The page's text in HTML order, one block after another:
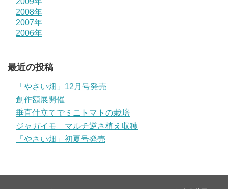
2008年
2007年
2006年
最近の投稿
「やさい畑」12月号発売
創作額展開催
垂直仕立てでミニトマトの栽培
ジャガイモ マルチ逆さ植え収穫
「やさい畑」初夏号発売